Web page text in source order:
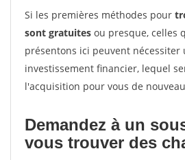
Si les premières méthodes pour
sont gratuites ou presque, celles
présentons ici peuvent nécessiter
investissement financier, lequel
l'acquisition pour vous de
Demandez à un
vous trouver des